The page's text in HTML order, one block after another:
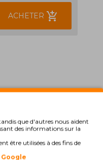
ACHETER add_shopping_cart
que d'autres nous aident
des informations sur la
être utilisées à des fins de